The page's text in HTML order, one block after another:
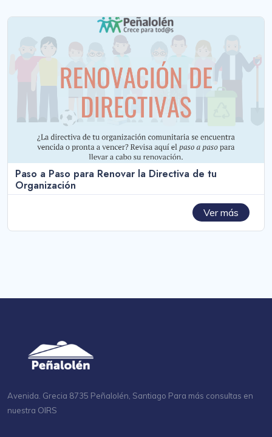
Paso a Paso para Renovar la Directiva de tu
Organización
Ver más
Avenida. Grecia 8735 Peñalolén, Santiago Para más consultas en
nuestra OIRS